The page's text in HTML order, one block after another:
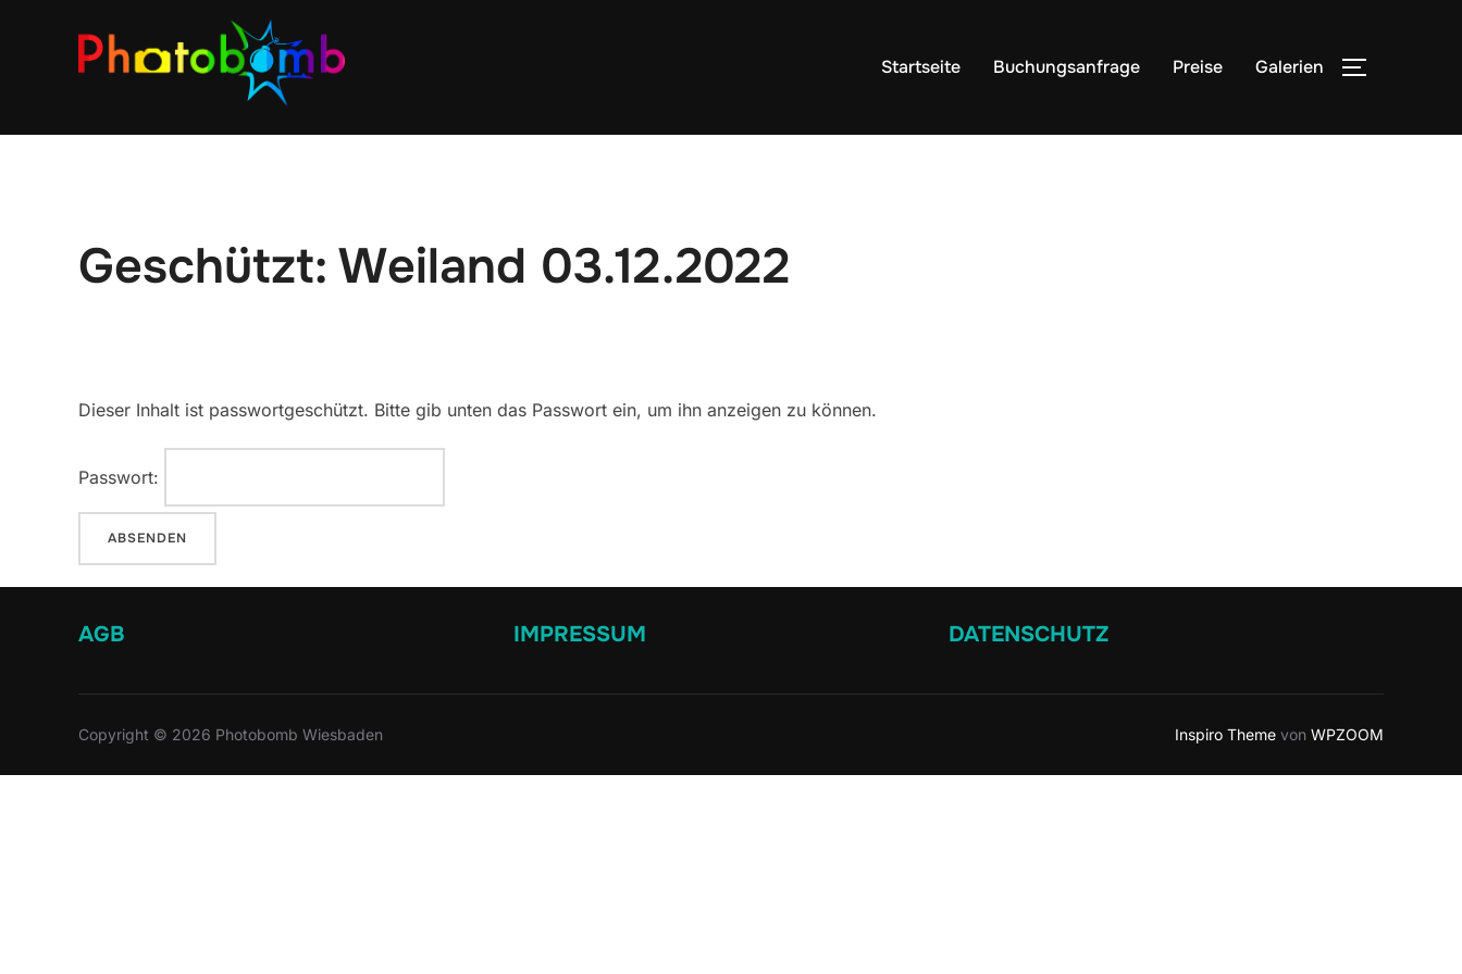
Startseite Buchungsanfrage Preise Galerien
Geschützt: Weiland 03.12.2022
Dieser Inhalt ist passwortgeschützt. Bitte gib unten das Passwort ein, um ihn anzeigen zu können.
Passwort:
AGB IMPRESSUM DATENSCHUTZ
Copyright © 2026 Photobomb Wiesbaden Inspiro Theme von WPZOOM